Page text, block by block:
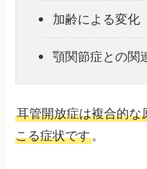
加齢による変化
顎関節症との関
耳管開放症は複合的な
こる症状です。